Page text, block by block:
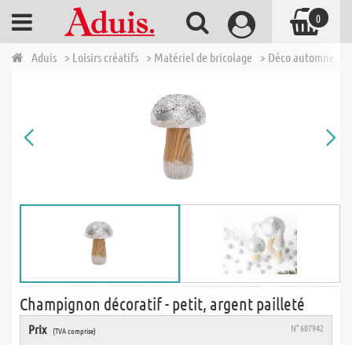
Aduis > Loisirs créatifs > Matériel de bricolage > Déco automne,
Champignon décoratif - petit, argent pailleté
Prix (TVA comprise) N° 607942
0